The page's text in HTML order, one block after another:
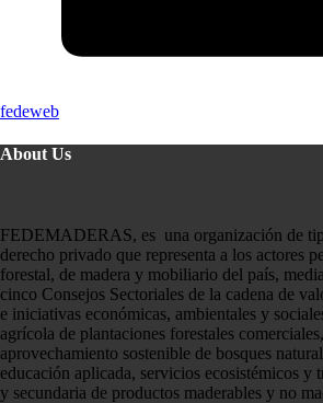
fedeweb
About Us
FEDEMADERAS, es una organización de
derecho privado que representa a los actores
forestal, de madera y mobiliario del país,
cinco Consejos Sectoriales de la cadena de
e iniciativas económicas, ambientales y
agrícola de plantaciones forestales
aprovechamiento sostenible de bosques
educación aplicada, servicios ecosistémicos y
y secundaria de productos maderables y no